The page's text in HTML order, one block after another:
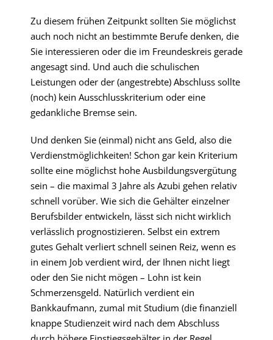
Zu diesem frühen Zeitpunkt sollten Sie möglichst
auch noch nicht an bestimmte Berufe denken, die
Sie interessieren oder die im Freundeskreis gerade
angesagt sind. Und auch die schulischen
Leistungen oder der (angestrebte) Abschluss sollte
(noch) kein Ausschlusskriterium oder eine
gedankliche Bremse sein.
Und denken Sie (einmal) nicht ans Geld, also die
Verdienstmöglichkeiten! Schon gar kein Kriterium
sollte eine möglichst hohe Ausbildungsvergütung
sein – die maximal 3 Jahre als Azubi gehen relativ
schnell vorüber. Wie sich die Gehälter einzelner
Berufsbilder entwickeln, lässt sich nicht wirklich
verlässlich prognostizieren. Selbst ein extrem
gutes Gehalt verliert schnell seinen Reiz, wenn es
in einem Job verdient wird, der Ihnen nicht liegt
oder den Sie nicht mögen – Lohn ist kein
Schmerzensgeld. Natürlich verdient ein
Bankkaufmann, zumal mit Studium (die finanziell
knappe Studienzeit wird nach dem Abschluss